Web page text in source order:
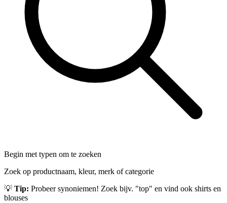
Begin met typen om te zoeken
Zoek op productnaam, kleur, merk of categorie
💡 Tip: Probeer synoniemen! Zoek bijv. "top" en vind ook shirts en
blouses